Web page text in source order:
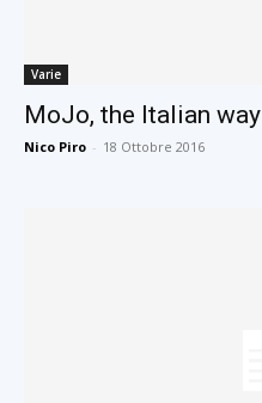
Varie
MoJo, the Italian way
Nico Piro - 18 Ottobre 2016